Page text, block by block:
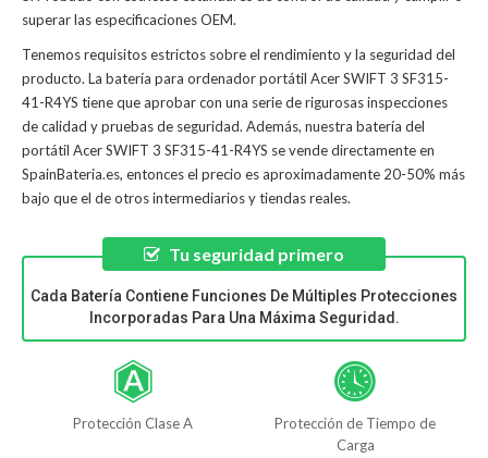
superar las especificaciones OEM.
Tenemos requisitos estrictos sobre el rendimiento y la seguridad del
producto. La batería para ordenador portátil Acer SWIFT 3 SF315-
41-R4YS tiene que aprobar con una serie de rigurosas inspecciones
de calidad y pruebas de seguridad. Además, nuestra batería del
portátil Acer SWIFT 3 SF315-41-R4YS se vende directamente en
SpainBateria.es, entonces el precio es aproximadamente 20-50% más
bajo que el de otros intermediarios y tiendas reales.
Tu seguridad primero
Cada Batería Contiene Funciones De Múltiples Protecciones
Incorporadas Para Una Máxima Seguridad.
Protección Clase A
Protección de Tiempo de
Carga